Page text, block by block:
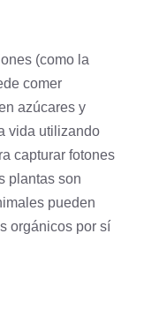
(como la
comer
azúcares y
vida utilizando
capturar fotones
plantas son
pueden
orgánicos por sí